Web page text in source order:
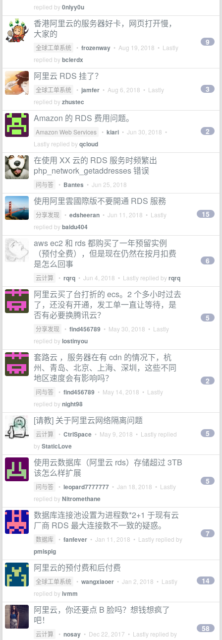
replied by0nlyy0u
香港阿里云的服务器好卡，网页打开慢，
大家的
全球工单系统 • frozenway • Aug 19, 2018 • Lastly
replied bybclerdx
9
阿里云 RDS 挂了？
全球工单系统 • jamfer • Aug 6, 2018 • Lastly
replied byzhustec
3
Amazon 的 RDS 费用问题。
Amazon Web Services • kiari • Jun 30, 2018 •
Lastly replied byqcloud
2
在使用 XX 云的 RDS 服务时频繁出
php_network_getaddresses 错误
问与答 • Bantes • Jun 25, 2018
使用阿里雲國際版不要開通 RDS 服務
分享发现 • edsheeran • Jun 11, 2018 • Lastly
replied bybaidu404
15
aws ec2 和 rds 都购买了一年预留实例
（预付全费），但是现在仍然在按月扣费
是怎么回事
云计算 • rqrq • Jun 4, 2018 • Lastly replied byrqrq
6
阿里云买了台打折的 ecs。2 个多小时过去
了，还没有开通，发工单一直让等待，是
否有必要换腾讯云？
分享发现 • find456789 • May 30, 2018 • Lastly
replied bylostinyou
5
套路云 ，服务器在有 cdn 的情况下，杭
州、青岛、北京、上海、深圳，这些不同
地区速度会有影响吗？
问与答 • find456789 • May 14, 2018 • Lastly
replied bynight98
2
[请教] 关于阿里云网络隔离问题
云计算 • CtrlSpace • May 9, 2018 • Lastly replied
byStaticLove
5
使用云数据库（阿里云 rds）存储超过 3TB
该怎么样扩展
问与答 • leopard7777777 • Jan 18, 2018 • Lastly
replied byNitromethane
5
数据库连接池设置为进程数*2+1 于现有云
厂商 RDS 最大连接数不一致的疑惑。
数据库 • fanfever • Jan 11, 2018 • Lastly replied by
pmispig
7
阿里云的预付费和后付费
全球工单系统 • wangxiaoer • Jan 2, 2018 • Lastly
replied byivmm
14
阿里云，你还要点 B 脸吗？想钱想疯了
吧！
云计算 • nosay • Dec 22, 2017 • Lastly replied by
58